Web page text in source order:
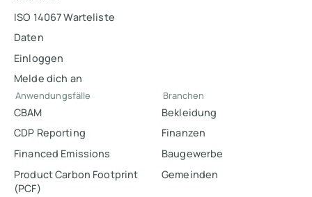
ISO 14067 Warteliste
Daten
Einloggen
Melde dich an
Anwendungsfälle
CBAM
CDP Reporting
Financed Emissions
Product Carbon Footprint
(PCF)
Branchen
Bekleidung
Finanzen
Baugewerbe
Gemeinden